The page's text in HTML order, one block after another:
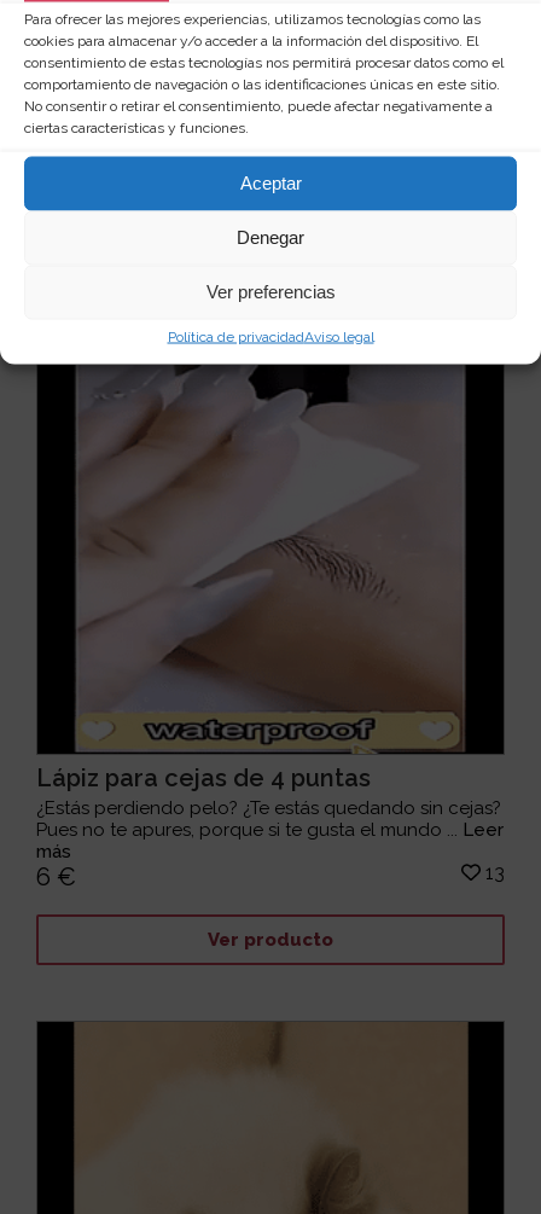
Para ofrecer las mejores experiencias, utilizamos tecnologías como las
cookies para almacenar y/o acceder a la información del dispositivo. El
consentimiento de estas tecnologías nos permitirá procesar datos como el
comportamiento de navegación o las identificaciones únicas en este sitio.
No consentir o retirar el consentimiento, puede afectar negativamente a
ciertas características y funciones.
Aceptar
Denegar
Ver preferencias
Política de privacidadAviso legal
Gorra de beisbol con pelo
Estás en casa tumbado en el sofá, desaliñado y con
el pelo hecho unos zorros, y de pronto una invita...
9 € 27
Ver producto
Lápiz para cejas de 4 puntas
¿Estás perdiendo pelo? ¿Te estás quedando sin cejas?
Pues no te apures, porque si te gusta el mundo ... Leer
más
6 € 13
Ver producto